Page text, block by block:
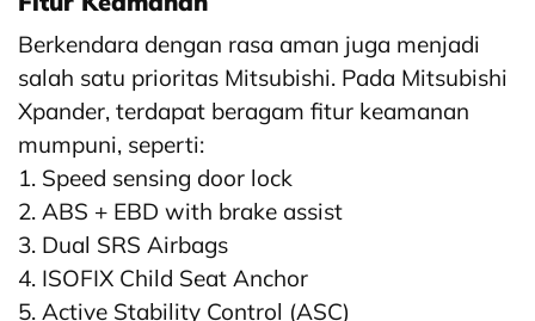
Berkendara dengan rasa aman juga menjadi
salah satu prioritas Mitsubishi. Pada Mitsubishi
Xpander, terdapat beragam fitur keamanan
mumpuni, seperti:
1. Speed sensing door lock
2. ABS + EBD with brake assist
3. Dual SRS Airbags
4. ISOFIX Child Seat Anchor
5. Active Stability Control (ASC)